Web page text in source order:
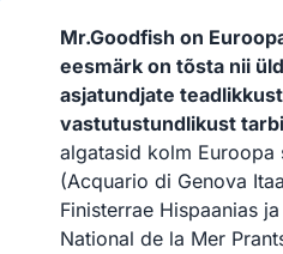
Mr.Goodfish on
eesmärk on tõsta nii
asjatundjate
vastutustundlikust
algatasid kolm Euroopa
(Acquario di Genova
Finisterrae Hispaanias
National de la Mer